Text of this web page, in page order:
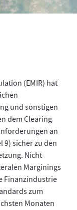
(EMIR) hat
und sonstigen
dem Clearing
an
sicher zu den
Nicht
Marginings
Finanzindustrie
zum
Monaten